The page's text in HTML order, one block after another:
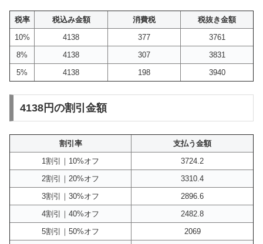
税率 税込み金額 消費税
税抜き金額
10%
4138 377
3761
8%
4138 307
3831
5%
4138 198 3940
4138円の割引金額
割引率
支払う金額
1割引｜10%オフ
3724.2
2割引｜20%オフ
3310.4
3割引｜30%オフ
2896.6
4割引｜40%オフ
2482.8
5割引｜50%オフ
2069